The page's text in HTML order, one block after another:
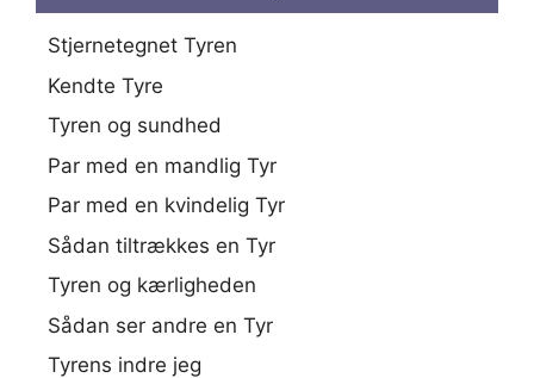
Stjernetegnet Tyren
Kendte Tyre
Tyren og sundhed
Par med en mandlig Tyr
Par med en kvindelig Tyr
Sådan tiltrækkes en Tyr
Tyren og kærligheden
Sådan ser andre en Tyr
Tyrens indre jeg